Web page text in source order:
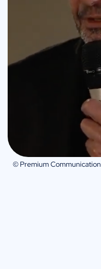
© Premium Communication